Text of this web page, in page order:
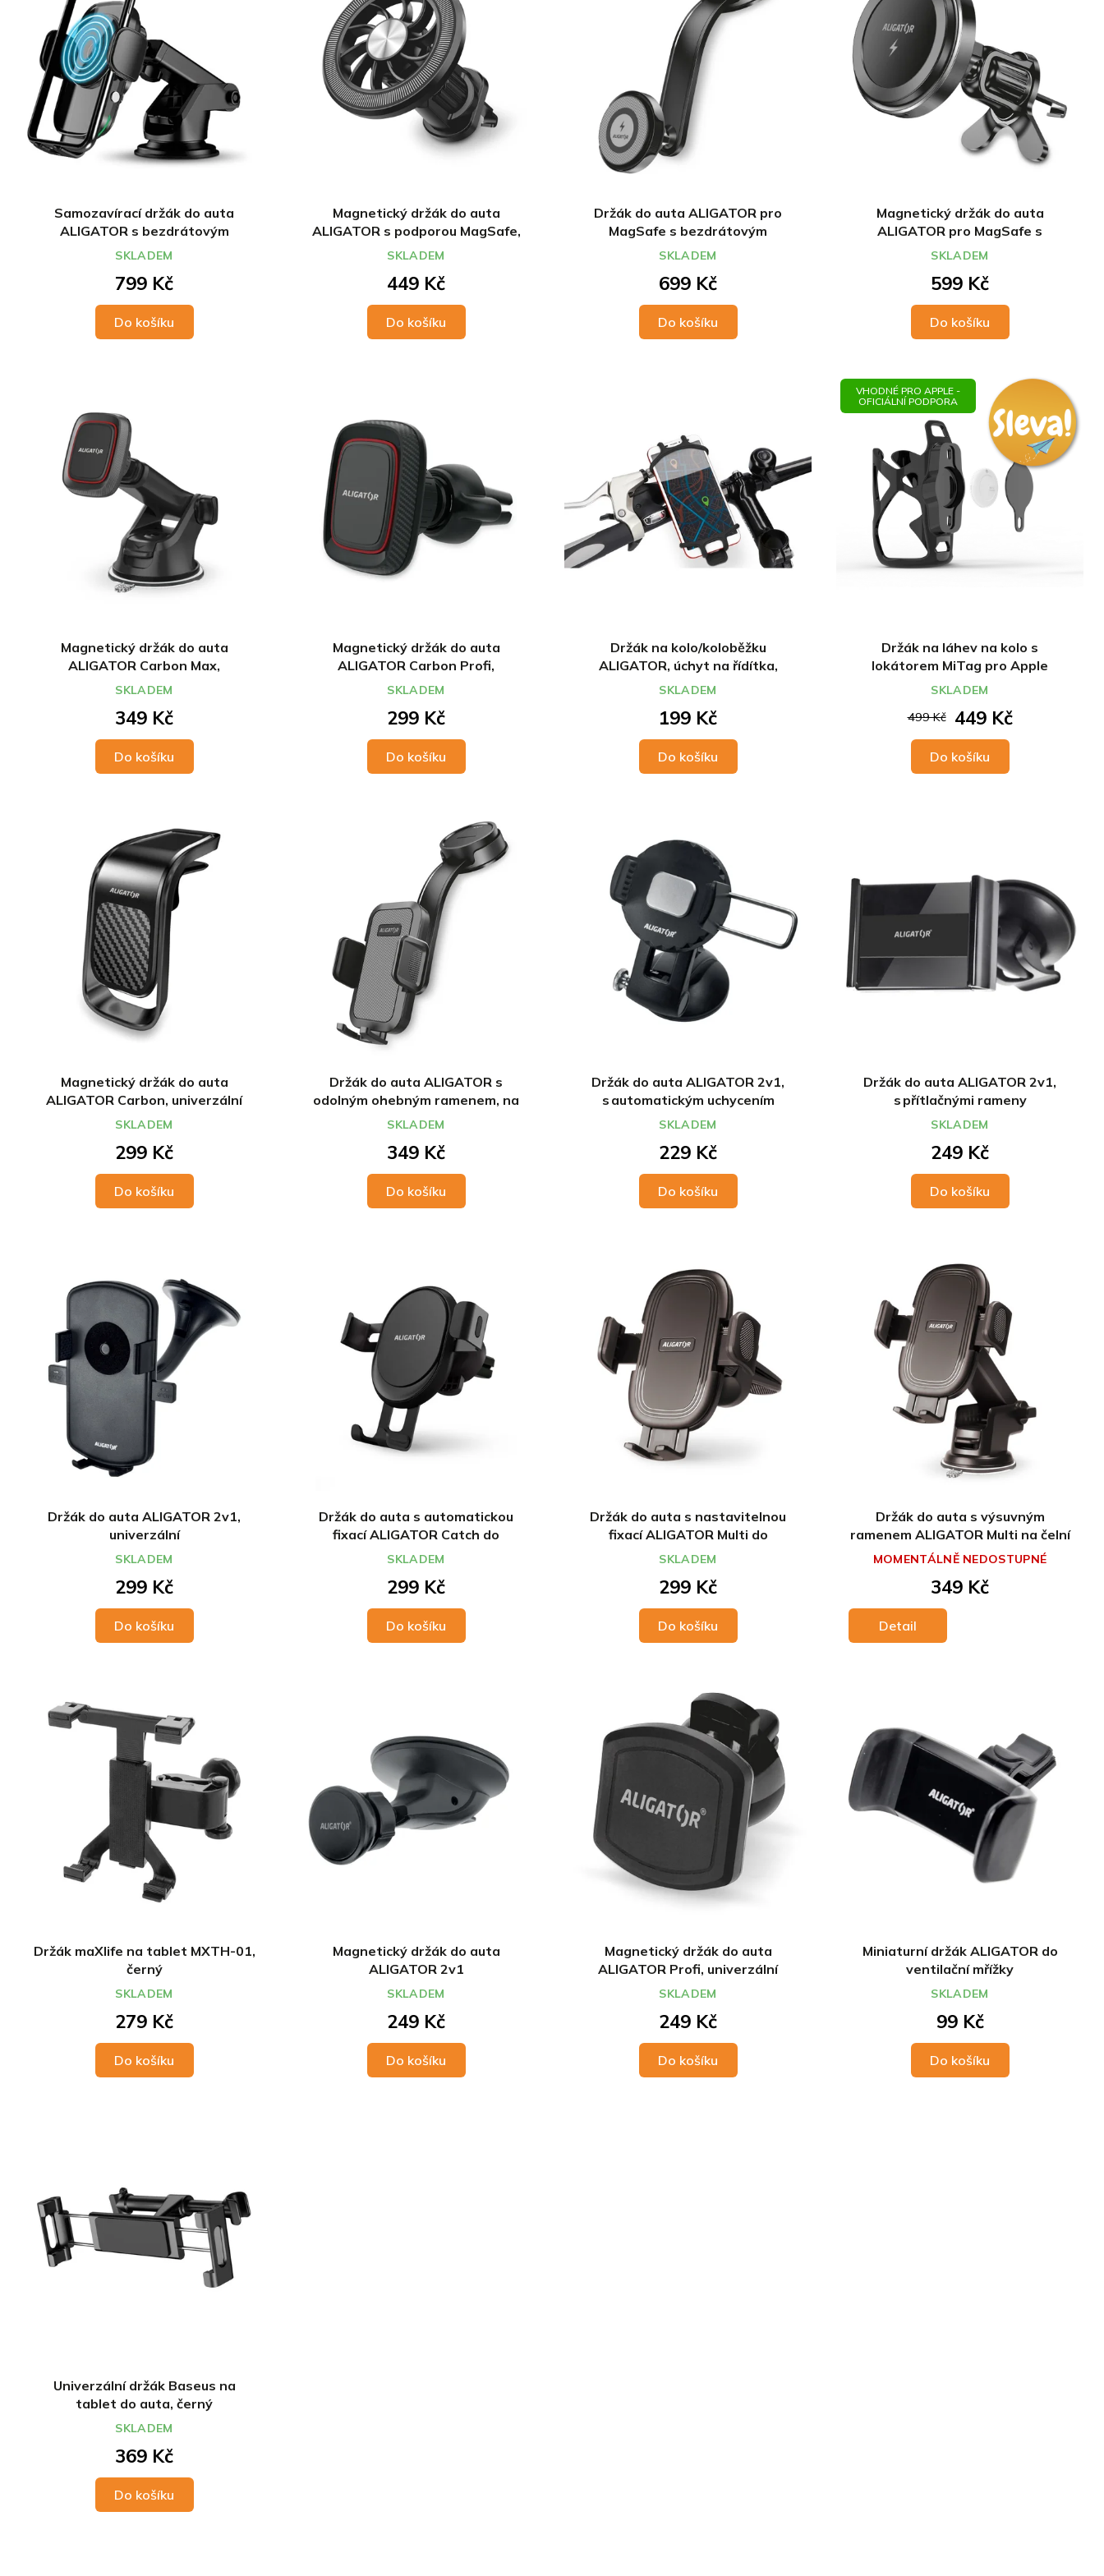
k
t
ů
Samozavírací držák do auta
ALIGATOR s bezdrátovým
nabíjením 15W, 3v1
799 Kč
Do košíku
SKLADEM
Magnetický držák do auta
ALIGATOR s podporou MagSafe,
do ventilační mřížky
449 Kč
Do košíku
SKLADEM
Držák do auta ALIGATOR pro
MagSafe s bezdrátovým
nabíjením 15W, s odolným
na palubní desku
699 Kč
Do košíku
SKLADEM
Magnetický držák do auta
ALIGATOR pro MagSafe s
bezdrátovým nabíjením 15W, do
599 Kč
Do košíku
SKLADEM
Magnetický držák do auta
ALIGATOR Carbon Max,
univerzální
349 Kč
Do košíku
SKLADEM
Magnetický držák do auta
ALIGATOR Carbon Profi,
univerzální
299 Kč
Do košíku
SKLADEM
Držák na kolo/koloběžku
ALIGATOR, úchyt na řídítka,
univerzální
199 Kč
Do košíku
SKLADEM
VHODNÉ PRO APPLE -
OFICIÁLNÍ PODPORA
Držák na láhev na kolo s
lokátorem MiTag pro Apple
499 Kč 449 Kč
Do košíku
SKLADEM
Magnetický držák do auta
ALIGATOR Carbon, univerzální
299 Kč
Do košíku
SKLADEM
Držák do auta ALIGATOR s
odolným ohebným ramenem, na
palubní desku, univerzální
349 Kč
Do košíku
SKLADEM
Držák do auta ALIGATOR 2v1,
s automatickým uchycením
229 Kč
Do košíku
SKLADEM
Držák do auta ALIGATOR 2v1,
s přítlačnými rameny
249 Kč
Do košíku
SKLADEM
Držák do auta ALIGATOR 2v1,
univerzální
299 Kč
Do košíku
SKLADEM
Držák do auta s automatickou
fixací ALIGATOR Catch do
ventilační mřížky, univerzální
299 Kč
Do košíku
SKLADEM
Držák do auta s nastavitelnou
fixací ALIGATOR Multi do
ventilační mřížky, univerzální
299 Kč
Do košíku
SKLADEM
Držák do auta s výsuvným
ramenem ALIGATOR Multi na čelní
sklo a palubní desku, univerzální
349 Kč
Detail
MOMENTÁLNĚ NEDOSTUPNÉ
Držák maXlife na tablet MXTH-01,
černý
279 Kč
Do košíku
SKLADEM
Magnetický držák do auta
ALIGATOR 2v1
249 Kč
Do košíku
SKLADEM
Magnetický držák do auta
ALIGATOR Profi, univerzální
249 Kč
Do košíku
SKLADEM
Miniaturní držák ALIGATOR do
ventilační mřížky
99 Kč
Do košíku
SKLADEM
Univerzální držák Baseus na
tablet do auta, černý
369 Kč
Do košíku
SKLADEM